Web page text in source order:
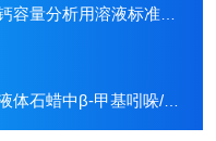
液标准物质c(Ca)：0.1mol/L100mL
甲基吲哚/粪臭气味/标准臭使用液